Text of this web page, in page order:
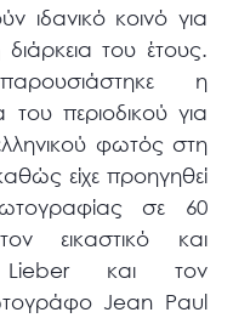
ιδανικό κοινό για
του έτους.
η
του περιοδικού για
φωτός στη
είχε προηγηθεί
σε 60
εικαστικό και
και τον
Jean Paul